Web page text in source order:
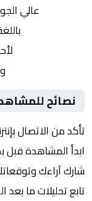
عالي
نصائح
تأكد من الاتصال
ابدأ المشاهدة قبل بداية
شارك آراءك
تابع تحليلات ما بعد